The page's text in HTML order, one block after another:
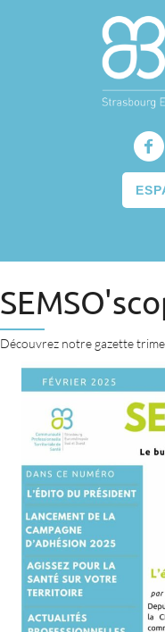
Découvrez notre gazette